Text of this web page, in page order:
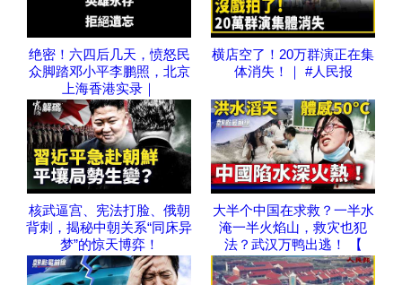
绝密！六四后几天，愤怒民
众脚踏邓小平李鹏照，北京
上海香港实录｜
横店空了！20万群演正在集
体消失！｜ #人民报
核武逼宫、宪法打脸、俄朝
背刺，揭秘中朝关系“同床异
梦”的惊天博弈！
大半个中国在求救？一半水
淹一半火焰山，救灾也犯
法？武汉万鸭出逃！ 【